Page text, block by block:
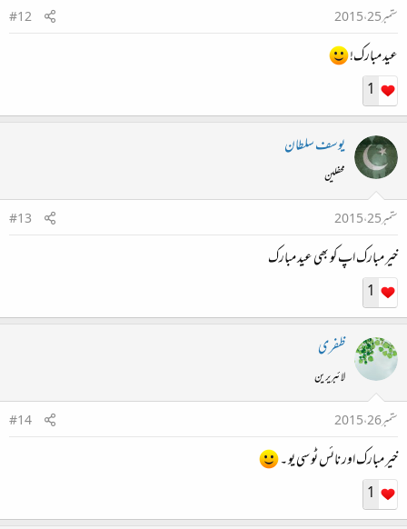
ستمبر 25، 2015
#12
عید مبارک!
1
یوسف سلطان
محفلین
ستمبر 25، 2015
#13
خیر مبارک اپ کو بھی عید مبارک
1
ظفری
لائبریرین
ستمبر 26، 2015
#14
خیر مبارک اور نائس ٹو سی یو ۔
1